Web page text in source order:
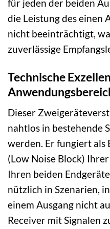
für jeden der beiden
die Leistung des einen
nicht beeinträchtigt,
zuverlässige
Technische
Dieser
nahtlos in bestehende
werden. Er fungiert als
(Low Noise Block) Ihrer
Ihren beiden
nützlich in Szenarien,
einem Ausgang nicht
Receiver mit Signalen